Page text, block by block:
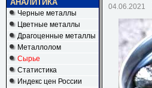
АНАЛИТИКА
Черные металлы
Цветные металлы
Драгоценные металлы
Металлолом
Сырье
Статистика
Индекс цен России
04.06.2021